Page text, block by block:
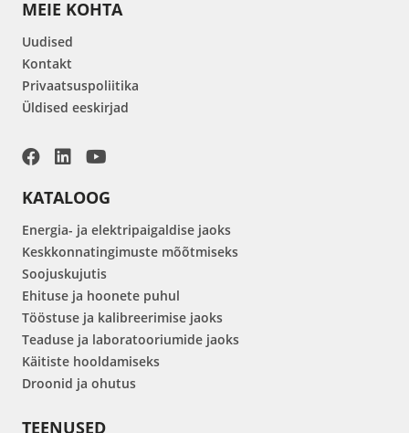
MEIE KOHTA
Uudised
Kontakt
Privaatsuspoliitika
Üldised eeskirjad
KATALOOG
Energia- ja elektripaigaldise jaoks
Keskkonnatingimuste mõõtmiseks
Soojuskujutis
Ehituse ja hoonete puhul
Tööstuse ja kalibreerimise jaoks
Teaduse ja laboratooriumide jaoks
Käitiste hooldamiseks
Droonid ja ohutus
TEENUSED